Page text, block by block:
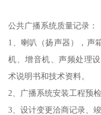
公共广播系统质量记录：
1、喇叭（扬声器），声
机、增音机、声频处理
术说明书和技术资料。
2、广播系统安装工程预
3、设计变更洽商记录、竣